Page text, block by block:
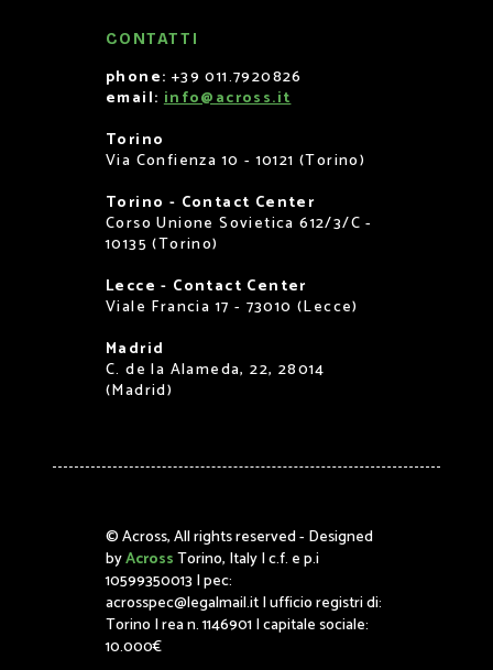
CONTATTI
phone: +39 011.7920826
email: info@across.it
Torino
Via Confienza 10 - 10121 (Torino)
Torino - Contact Center
Corso Unione Sovietica 612/3/C -
10135 (Torino)
Lecce - Contact Center
Viale Francia 17 - 73010 (Lecce)
Madrid
C. de la Alameda, 22, 28014
(Madrid)
©Across, All rights reserved - Designed
byAcrossTorino, Italy | c.f. e p.i
10599350013 | pec:
acrosspec@legalmail.it | ufficio registri di:
Torino | rea n. 1146901 | capitale sociale:
10.000€